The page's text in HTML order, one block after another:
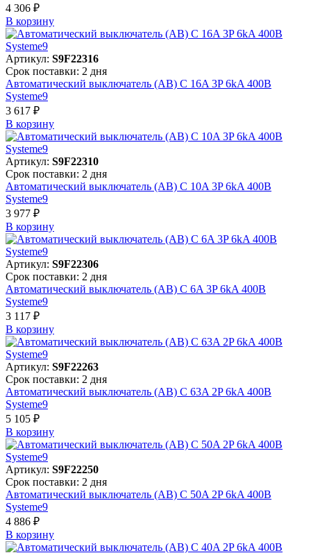
4 306 ₽
В корзинy
Артикул: S9F22316
Срок поставки: 2 дня
Автоматический выключатель (АВ) C 16A 3P 6kA 400В
Systeme9
3 617 ₽
В корзинy
Артикул: S9F22310
Срок поставки: 2 дня
Автоматический выключатель (АВ) C 10A 3P 6kA 400В
Systeme9
3 977 ₽
В корзинy
Артикул: S9F22306
Срок поставки: 2 дня
Автоматический выключатель (АВ) C 6A 3P 6kA 400В
Systeme9
3 117 ₽
В корзинy
Артикул: S9F22263
Срок поставки: 2 дня
Автоматический выключатель (АВ) C 63A 2P 6kA 400В
Systeme9
5 105 ₽
В корзинy
Артикул: S9F22250
Срок поставки: 2 дня
Автоматический выключатель (АВ) C 50A 2P 6kA 400В
Systeme9
4 886 ₽
В корзинy